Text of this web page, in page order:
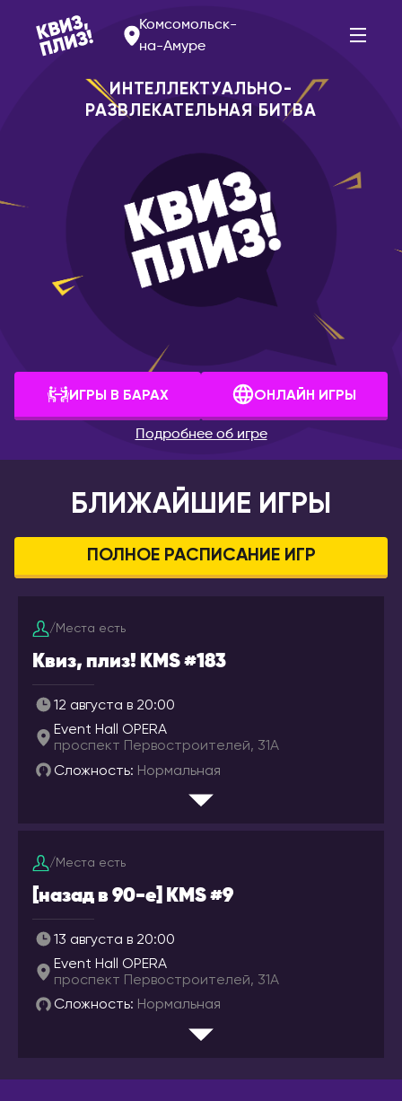
Комсомольск-
на-Амуре
Астрахань
Благовещенск
Брянск
Великий Новгород
Владикавказ
Волгоград
Волгодонск
Вологда
Воркута
Воронеж
Горно-Алтайск
Екатеринбург
Ессентуки
Инта
Иркутск
Йошкар-Ола
Казань
Калининград
Калуга
АРМЕНИЯ
Ереван
БЕЛАРУСЬ
Брест
Витебск
Минск
София
ВЕЛИКОБРИТАНИЯ
Лондон
ВЕНГРИЯ
Дананг
Нячанг
Дюссельдорф/Кёльн
Афины
Салоники
ИЗРАИЛЬ
Израиль
Кармиэль
ИНТЕЛЛЕКТУАЛЬНО-
РАЗВЛЕКАТЕЛЬНАЯ БИТВА
ИГРЫ В БАРАХ ОНЛАЙН ИГРЫ
Подробнее об игре
БЛИЖАЙШИЕ ИГРЫ
ПОЛНОЕ РАСПИСАНИЕ ИГР
/ Места есть
Квиз, плиз! KMS #183
12 августа в 20:00
Event Hall OPERA
проспект Первостроителей, 31А
Сложность: Нормальная
/ Места есть
[назад в 90-е] KMS #9
13 августа в 20:00
Event Hall OPERA
проспект Первостроителей, 31А
Сложность: Нормальная